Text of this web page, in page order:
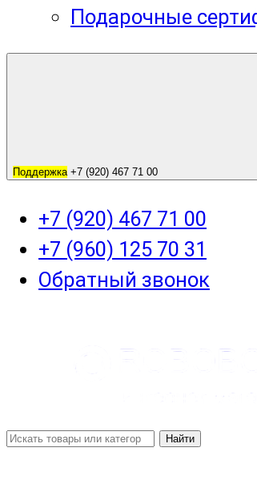
Подарочные
Поддержка +7 (920) 467 71 00
+7 (920) 467 71 00
+7 (960) 125 70 31
Обратный звонок
Найти